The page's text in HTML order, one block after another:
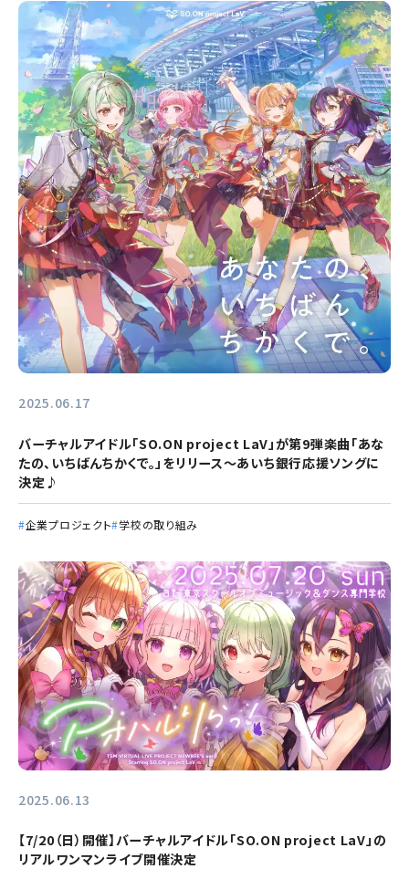
2025.06.17
バーチャルアイドル「SO.ON project LaV」が第9弾楽曲「あな
たの、いちばんちかくで。」をリリース～あいち銀行応援ソングに
決定♪
企業プロジェクト 学校の取り組み
2025.06.13
【7/20（日）開催】バーチャルアイドル「SO.ON project LaV」の
リアルワンマンライブ開催決定